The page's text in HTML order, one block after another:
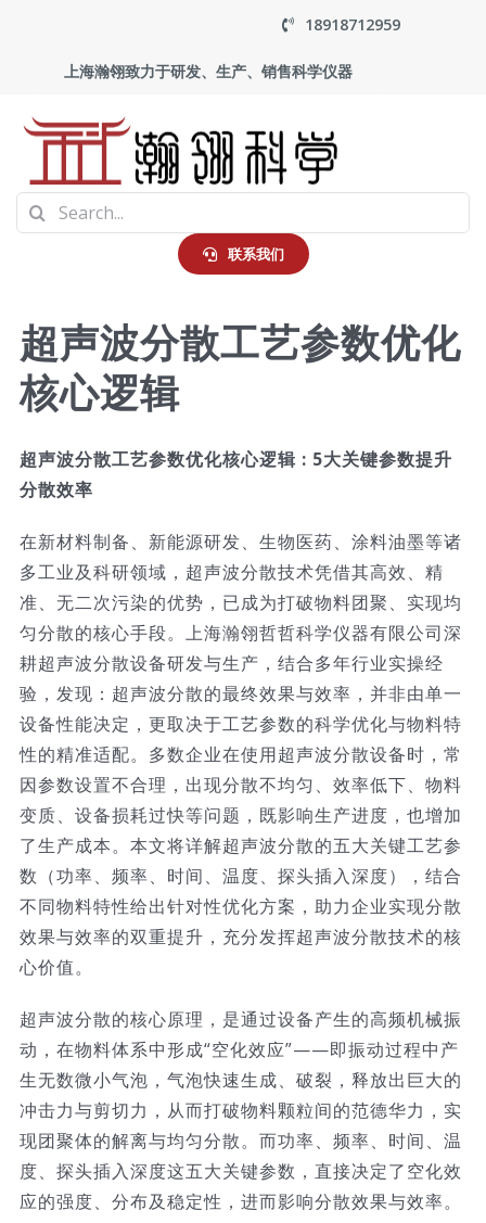
content
18918712959
上海瀚翎致力于研发、生产、销售科学仪器
首页
应用
走进瀚翎
公司新闻
Search
for:
联系我们
超声波分散工艺参数优化
核心逻辑
超声波分散工艺参数优化核心逻辑 : 5大关键参数提升
分散效率
在新材料制备、新能源研发、生物医药、涂料油墨等诸
多工业及科研领域，超声波分散技术凭借其高效、精
准、无二次污染的优势，已成为打破物料团聚、实现均
匀分散的核心手段。上海瀚翎哲哲科学仪器有限公司深
耕超声波分散设备研发与生产，结合多年行业实操经
验，发现：超声波分散的最终效果与效率，并非由单一
设备性能决定，更取决于工艺参数的科学优化与物料特
性的精准适配。多数企业在使用超声波分散设备时，常
因参数设置不合理，出现分散不均匀、效率低下、物料
变质、设备损耗过快等问题，既影响生产进度，也增加
了生产成本。本文将详解超声波分散的五大关键工艺参
数（功率、频率、时间、温度、探头插入深度），结合
不同物料特性给出针对性优化方案，助力企业实现分散
效果与效率的双重提升，充分发挥超声波分散技术的核
心价值。
超声波分散的核心原理，是通过设备产生的高频机械振
动，在物料体系中形成“空化效应”——即振动过程中产
生无数微小气泡，气泡快速生成、破裂，释放出巨大的
冲击力与剪切力，从而打破物料颗粒间的范德华力，实
现团聚体的解离与均匀分散。而功率、频率、时间、温
度、探头插入深度这五大关键参数，直接决定了空化效
应的强度、分布及稳定性，进而影响分散效果与效率。